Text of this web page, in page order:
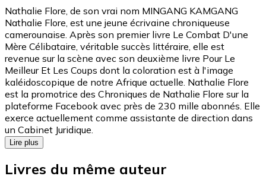
Nathalie Flore, de son vrai nom MINGANG KAMGANG
Nathalie Flore, est une jeune écrivaine chroniqueuse
camerounaise. Après son premier livre Le Combat D'une
Mère Célibataire, véritable succès littéraire, elle est
revenue sur la scène avec son deuxième livre Pour Le
Meilleur Et Les Coups dont la coloration est à l'image
kaléidoscopique de notre Afrique actuelle. Nathalie Flore
est la promotrice des Chroniques de Nathalie Flore sur la
plateforme Facebook avec près de 230 mille abonnés. Elle
exerce actuellement comme assistante de direction dans
un Cabinet Juridique.
Lire plus
Livres du même auteur